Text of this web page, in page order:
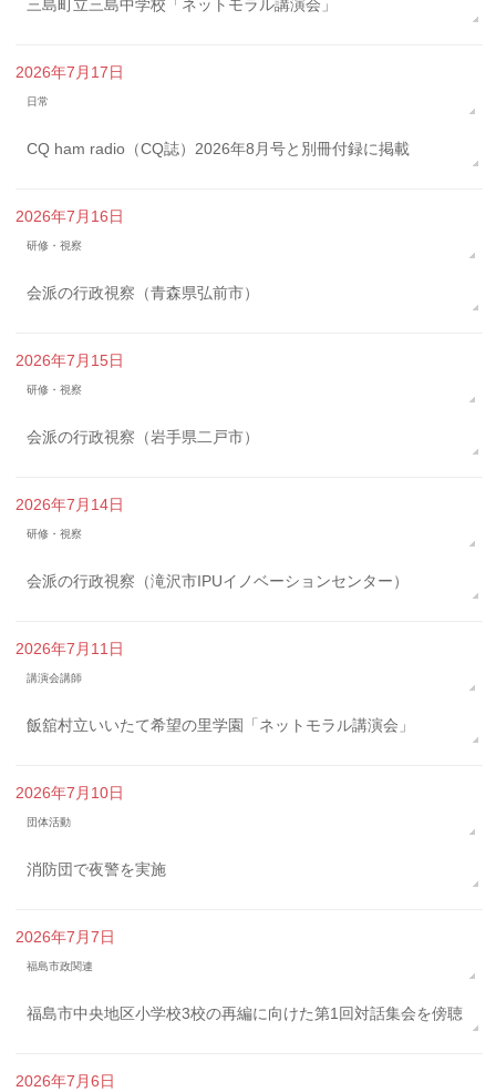
三島町立三島中学校「ネットモラル講演会」
2026年7月17日
日常
CQ ham radio（CQ誌）2026年8月号と別冊付録に掲載
2026年7月16日
研修・視察
会派の行政視察（青森県弘前市）
2026年7月15日
研修・視察
会派の行政視察（岩手県二戸市）
2026年7月14日
研修・視察
会派の行政視察（滝沢市IPUイノベーションセンター）
2026年7月11日
講演会講師
飯舘村立いいたて希望の里学園「ネットモラル講演会」
2026年7月10日
団体活動
消防団で夜警を実施
2026年7月7日
福島市政関連
福島市中央地区小学校3校の再編に向けた第1回対話集会を傍聴
2026年7月6日